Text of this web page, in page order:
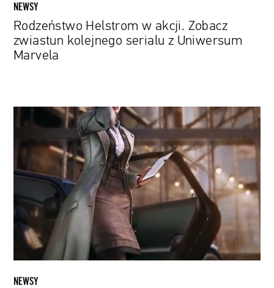
NEWSY
Rodzeństwo Helstrom w akcji. Zobacz
zwiastun kolejnego serialu z Uniwersum
Marvela
wygrać
wszystkich
Nowa
postać
„Tekken
7”
NEWSY